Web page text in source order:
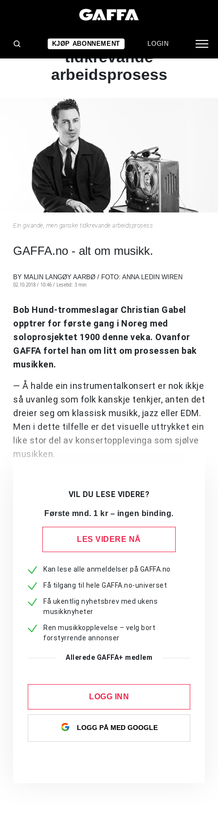
KJØP ABONNEMENT LOGIN
ARTIKKEL
Ein givande, men ganske
tidkrevande
arbeidsprosess
Ein givande, men ganske tidkrevande arbeidsprosess
GAFFA.no - alt om musikk.
BY MALIN LANGØY AARBØ / FOTO: ANNA LEDIN WIREN
02.10.2018 / 10:46 / Lesetid: 3 min
Bob Hund-trommeslagar Christian Gabel
opptrer for første gang i Noreg med
soloprosjektet 1900 denne veka. Ovanfor
GAFFA fortel han om litt om prosessen bak
musikken.
— Å halde ein instrumentalkonsert er nok ikkje
så uvanleg som folk kanskje tenkjer, anten det
dreier seg om klassisk musikk, jazz eller EDM.
Men i dette tilfelle er det visuelle uttrykket ein
like stor del av konsertopplevinga som sjølve
musikken.
VIL DU LESE VIDERE?
Første mnd. 1 kr – ingen binding.
LES VIDERE NÅ
Kan lese alle anmeldelser på GAFFA.no
Få tilgang til hele GAFFA.no-universet
Få ukentlig nyhetsbrev med ukens
musikknyheter
Ren musikkopplevelse – velg bort
forstyrrende annonser
Allerede GAFFA+ medlem
LOGG INN
LOGG PÅ MED GOOGLE